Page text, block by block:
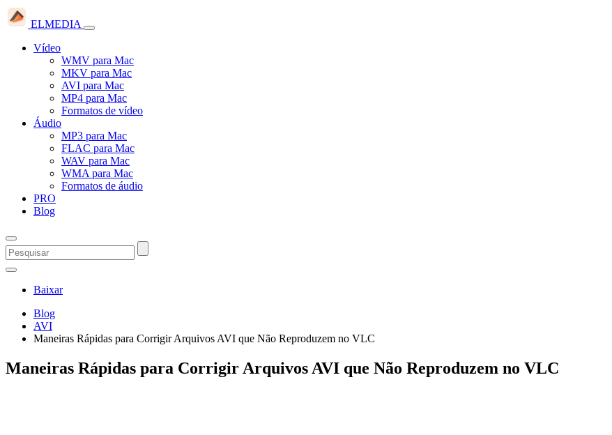
ELMEDIA
Vídeo
WMV para Mac
MKV para Mac
AVI para Mac
MP4 para Mac
Formatos de vídeo
Áudio
MP3 para Mac
FLAC para Mac
WAV para Mac
WMA para Mac
Formatos de áudio
PRO
Blog
Baixar
Blog
AVI
Maneiras Rápidas para Corrigir Arquivos AVI que Não Reproduzem no VLC
Maneiras Rápidas para Corrigir Arquivos AVI que Não Reproduzem no VLC